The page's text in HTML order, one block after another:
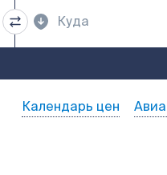
Календарь цен